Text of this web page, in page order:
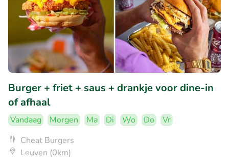
Burger + friet + saus + drankje voor dine-in
of afhaal
Vandaag Morgen Ma Di Wo Do
Vr
Cheat Burgers
Leuven (0km)